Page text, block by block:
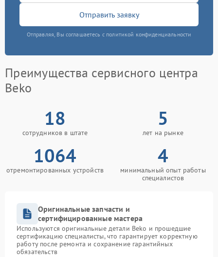
Отправить заявку
Отправляя, Вы соглашаетесь с политикой конфиденциальности
Преимущества сервисного центра
Beko
18
сотрудников в штате
5
лет на рынке
1064
отремонтированных устройств
4
минимальный опыт работы
специалистов
Оригинальные запчасти и
сертифицированные мастера
Используются оригинальные детали Beko и прошедшие
сертификацию специалисты, что гарантирует корректную
работу после ремонта и сохранение гарантийных
обязательств